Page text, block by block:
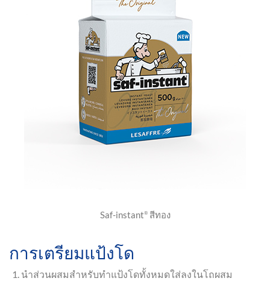
Saf-instant®สีทอง
การเตรียมแป้งโด
นำส่วนผสมสำหรับทำแป้งโดทั้งหมดใส่ลงในโถผสม